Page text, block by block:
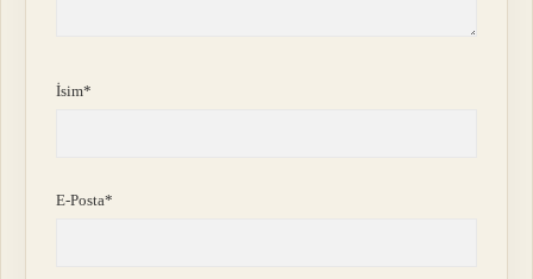
İsim*
E-Posta*